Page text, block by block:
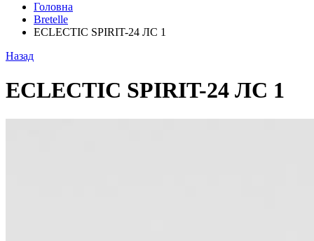
Головна
Bretelle
ECLECTIC SPIRIT-24 ЛС 1
Назад
ECLECTIC SPIRIT-24 ЛС 1